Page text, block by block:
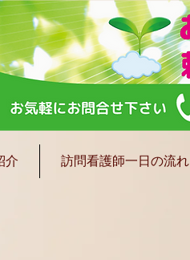
介 訪問看護師一日の流れ